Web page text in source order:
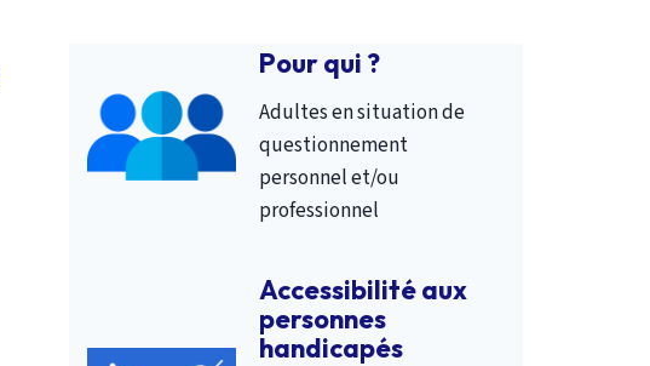
Pour qui ?
Adultes en situation de
questionnement
personnel et/ou
professionnel
Accessibilité aux
personnes
handicapés